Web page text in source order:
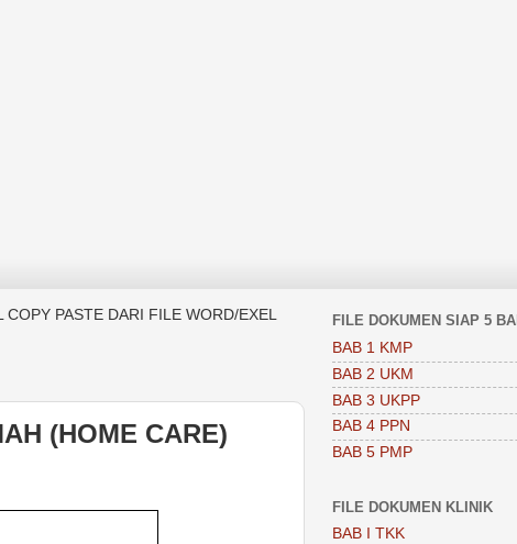
PASTE DARI FILE WORD/EXEL
(HOME CARE)
FILE DOKUMEN SIAP 5
BAB 1 KMP
BAB 2 UKM
BAB 3 UKPP
BAB 4 PPN
BAB 5 PMP
FILE DOKUMEN KLINIK
BAB I TKK